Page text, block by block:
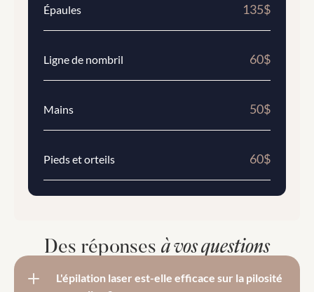
Épaules 135$
Ligne de nombril 60$
Mains 50$
Pieds et orteils 60$
Des réponses à vos questions
L'épilation laser est-elle efficace sur la pilosité